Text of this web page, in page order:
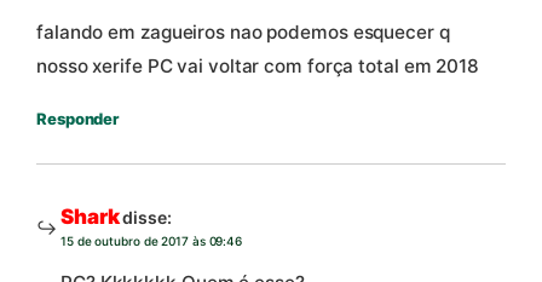
falando em zagueiros nao podemos esquecer q
nosso xerife PC vai voltar com força total em 2018
Responder
Sharkdisse:
15 de outubro de 2017 às 09:46